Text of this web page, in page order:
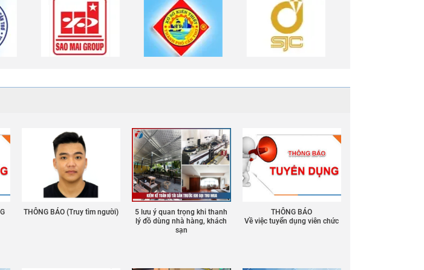
THÔNG BÁO (Truy tìm người)
5 lưu ý quan trọng khi thanh
lý đồ dùng nhà hàng, khách
sạn
THÔNG BÁO
Về việc tuyển dụng viên chức